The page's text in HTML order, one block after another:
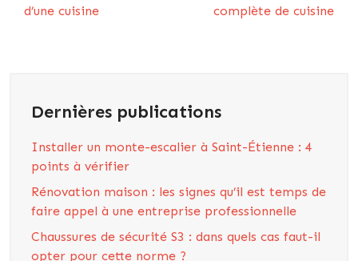
d’une cuisine
complète de cuisine
Dernières publications
Installer un monte-escalier à Saint-Étienne : 4
points à vérifier
Rénovation maison : les signes qu’il est temps de
faire appel à une entreprise professionnelle
Chaussures de sécurité S3 : dans quels cas faut-il
opter pour cette norme ?